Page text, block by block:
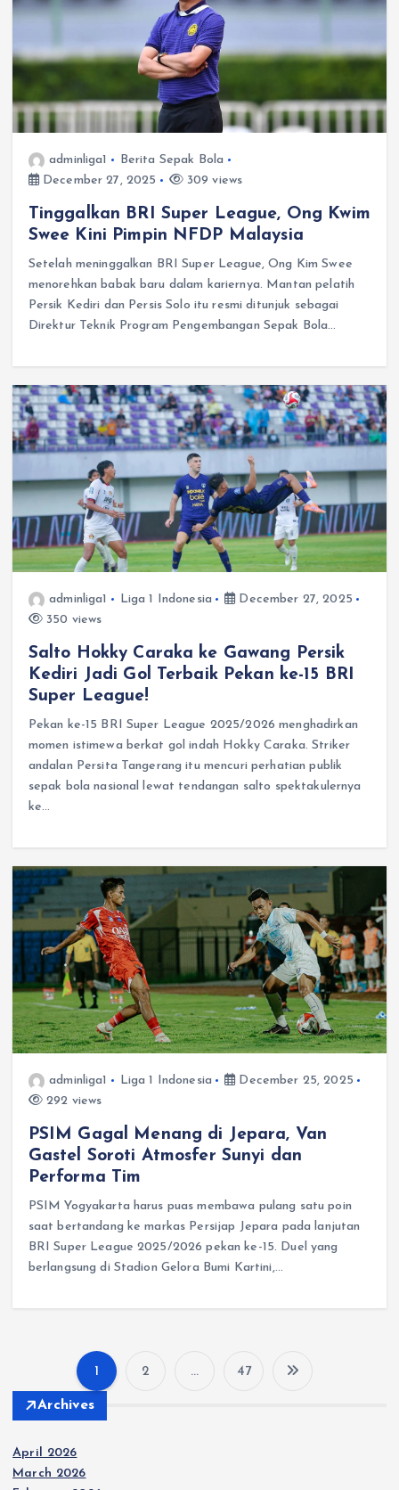
adminliga1
Berita Sepak Bola
December 27, 2025
309 views
Tinggalkan BRI Super League, Ong Kwim
Swee Kini Pimpin NFDP Malaysia
Setelah meninggalkan BRI Super League, Ong Kim Swee
menorehkan babak baru dalam kariernya. Mantan pelatih
Persik Kediri dan Persis Solo itu resmi ditunjuk sebagai
Direktur Teknik Program Pengembangan Sepak Bola…
adminliga1 Liga 1 Indonesia
December 27, 2025
350 views
Salto Hokky Caraka ke Gawang Persik
Kediri Jadi Gol Terbaik Pekan ke-15 BRI
Super League!
Pekan ke-15 BRI Super League 2025/2026 menghadirkan
momen istimewa berkat gol indah Hokky Caraka. Striker
andalan Persita Tangerang itu mencuri perhatian publik
sepak bola nasional lewat tendangan salto spektakulernya
ke…
adminliga1 Liga 1 Indonesia
December 25, 2025
292 views
PSIM Gagal Menang di Jepara, Van
Gastel Soroti Atmosfer Sunyi dan
Performa Tim
PSIM Yogyakarta harus puas membawa pulang satu poin
saat bertandang ke markas Persijap Jepara pada lanjutan
BRI Super League 2025/2026 pekan ke-15. Duel yang
berlangsung di Stadion Gelora Bumi Kartini,…
1 2 … 47
Archives
April 2026
March 2026